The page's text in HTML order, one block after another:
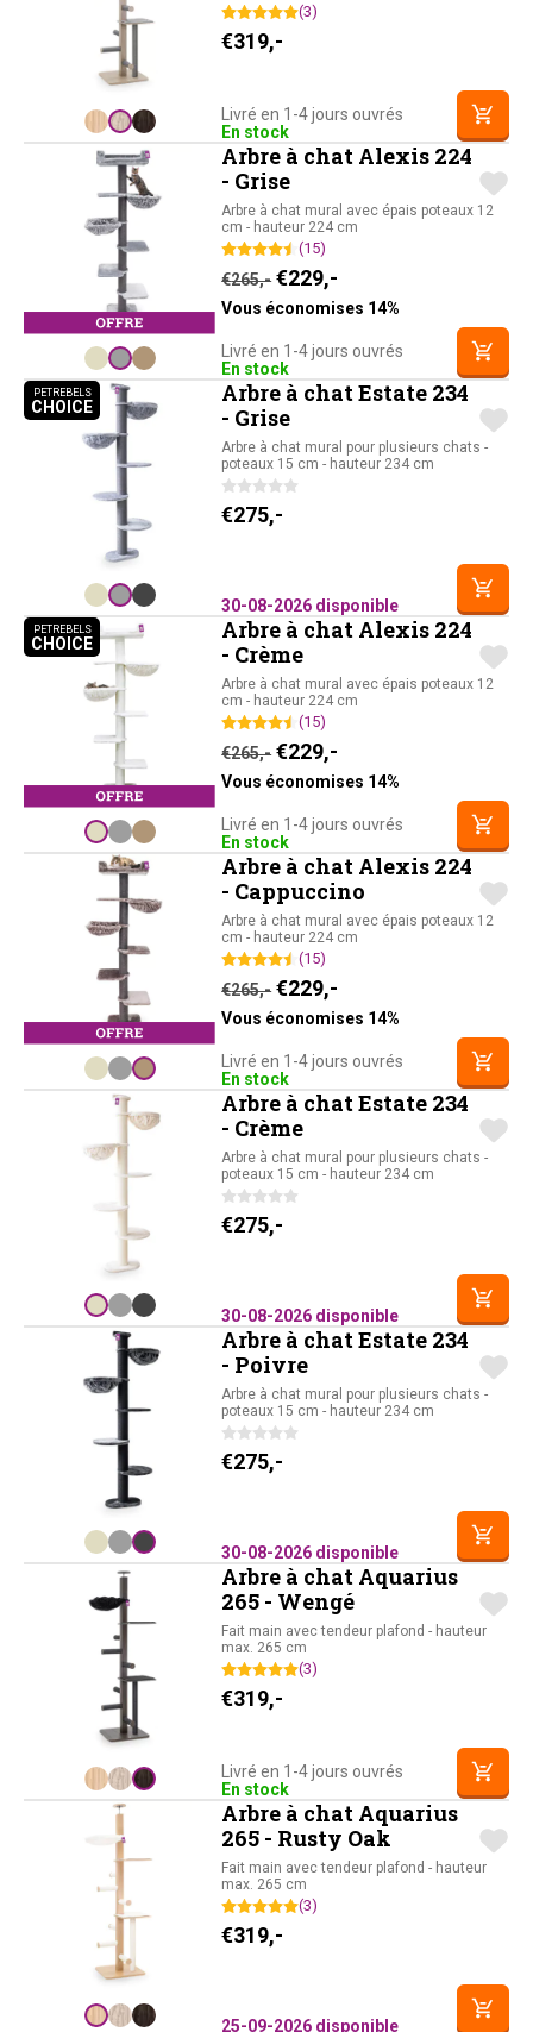
(3)
€319,-
Livré en 1-4 jours ouvrés
En stock
Arbre à chat Alexis 224
- Grise
Arbre à chat mural avec épais poteaux 12
cm - hauteur 224 cm
(15)
€265,- Le prix initial était :
€229,-
Vous économises 14%
Livré en 1-4 jours ouvrés
En stock
PETREBELS
CHOICEPETREBELS CHOICE
Arbre à chat Estate 234
- Grise
Arbre à chat mural pour plusieurs chats -
poteaux 15 cm - hauteur 234 cm
€275,-
30-08-2026 disponible
PETREBELS
CHOICEPETREBELS CHOICE
Arbre à chat Alexis 224
- Crème
Arbre à chat mural avec épais poteaux 12
cm - hauteur 224 cm
(15)
€265,- Le prix initial était :
€229,-
Vous économises 14%
Livré en 1-4 jours ouvrés
En stock
Arbre à chat Alexis 224
- Cappuccino
Arbre à chat mural avec épais poteaux 12
cm - hauteur 224 cm
(15)
€265,- Le prix initial était :
€229,-
Vous économises 14%
Livré en 1-4 jours ouvrés
En stock
Arbre à chat Estate 234
- Crème
Arbre à chat mural pour plusieurs chats -
poteaux 15 cm - hauteur 234 cm
€275,-
30-08-2026 disponible
Arbre à chat Estate 234
- Poivre
Arbre à chat mural pour plusieurs chats -
poteaux 15 cm - hauteur 234 cm
€275,-
30-08-2026 disponible
Arbre à chat Aquarius
265 - Wengé
Fait main avec tendeur plafond - hauteur
max. 265 cm
(3)
€319,-
Livré en 1-4 jours ouvrés
En stock
Arbre à chat Aquarius
265 - Rusty Oak
Fait main avec tendeur plafond - hauteur
max. 265 cm
(3)
€319,-
25-09-2026 disponible